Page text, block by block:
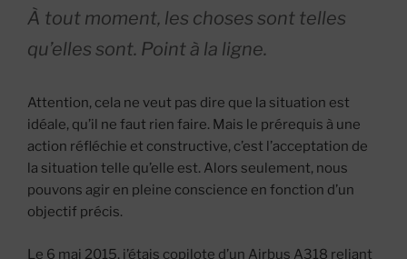
À tout moment, les choses sont telles
qu’elles sont. Point à la ligne.
Attention, cela ne veut pas dire que la situation est
idéale, qu’il ne faut rien faire. Mais le prérequis à une
action réfléchie et constructive, c’est l’acceptation de
la situation telle qu’elle est. Alors seulement, nous
pouvons agir en pleine conscience en fonction d’un
objectif précis.
Le 6 mai 2015, j’étais copilote d’un Airbus A318 reliant